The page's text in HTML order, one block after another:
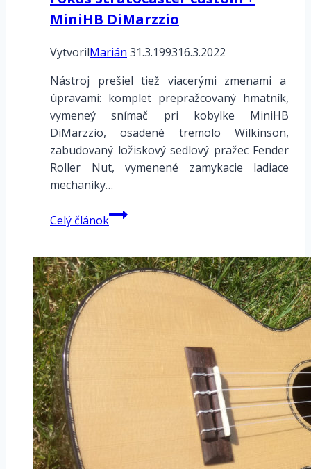
MiniHB DiMarzzio
VytvorilMarián 31.3.199316.3.2022
Nástroj prešiel tiež viacerými zmenami a
úpravami: komplet prepražcovaný hmatník,
vymeneý snímač pri kobylke MiniHB
DiMarzzio, osadené tremolo Wilkinson,
zabudovaný ložiskový sedlový pražec Fender
Roller Nut, vymenené zamykacie ladiace
mechaniky…
Celý článokFokus
Stratocaster
+
MiniHB